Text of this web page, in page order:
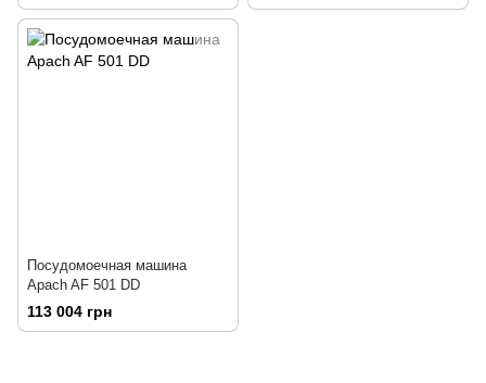
Посудомоечная машина
Apach AF 501 DD
113 004 грн